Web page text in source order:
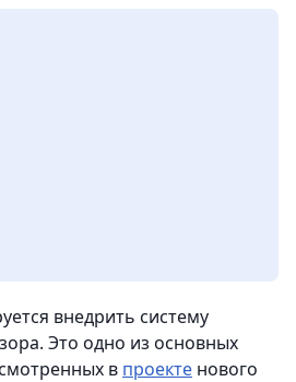
внедрить систему
Это одно из основных
в проекте нового